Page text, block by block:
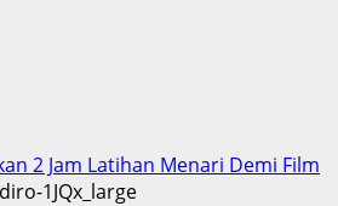
2 Jam Latihan Menari Demi Film